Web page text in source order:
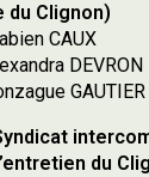
du Clignon)
CAUX
DEVRON
GAUTIER
du